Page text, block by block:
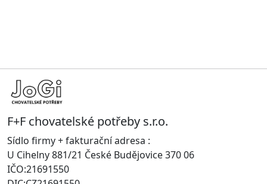
F+F chovatelské potřeby s.r.o.
Sídlo firmy + fakturační adresa :
U Cihelny 881/21 České Budějovice 370 06
IČO:21691550